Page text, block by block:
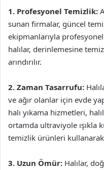
1. Profesyonel Temizlik:
sunan firmalar, güncel
ekipmanlarıyla
halılar, derinlemesine
arındırılır.
2. Zaman Tasarrufu:
ve ağır olanlar için evde
halı yıkama hizmetleri,
ortamda ultraviyole ışıkla
temizlik ürünleri kullanarak
3. Uzun Ömür: Halılar,